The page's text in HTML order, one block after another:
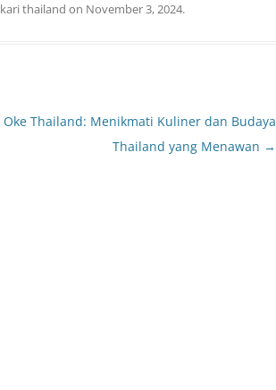
kari thailand on November 3, 2024.
Oke Thailand: Menikmati Kuliner dan Budaya
Thailand yang Menawan →